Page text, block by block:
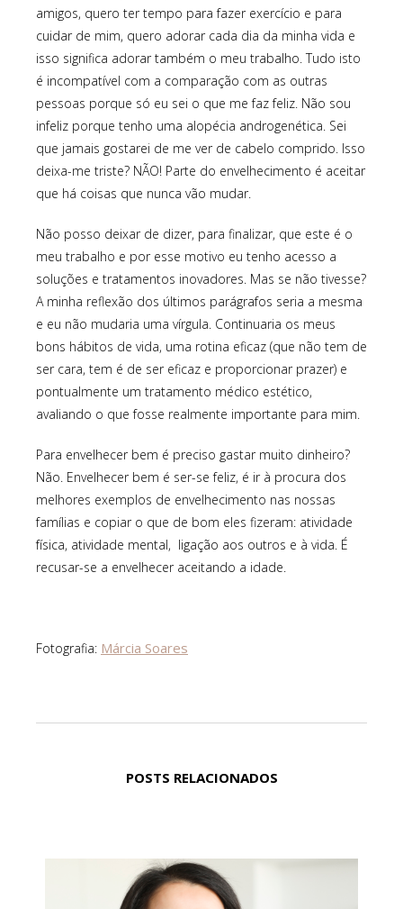
amigos, quero ter tempo para fazer exercício e para
cuidar de mim, quero adorar cada dia da minha vida e
isso significa adorar também o meu trabalho. Tudo isto
é incompatível com a comparação com as outras
pessoas porque só eu sei o que me faz feliz. Não sou
infeliz porque tenho uma alopécia androgenética. Sei
que jamais gostarei de me ver de cabelo comprido. Isso
deixa-me triste? NÃO! Parte do envelhecimento é aceitar
que há coisas que nunca vão mudar.
Não posso deixar de dizer, para finalizar, que este é o
meu trabalho e por esse motivo eu tenho acesso a
soluções e tratamentos inovadores. Mas se não tivesse?
A minha reflexão dos últimos parágrafos seria a mesma
e eu não mudaria uma vírgula. Continuaria os meus
bons hábitos de vida, uma rotina eficaz (que não tem de
ser cara, tem é de ser eficaz e proporcionar prazer) e
pontualmente um tratamento médico estético,
avaliando o que fosse realmente importante para mim.
Para envelhecer bem é preciso gastar muito dinheiro?
Não. Envelhecer bem é ser-se feliz, é ir à procura dos
melhores exemplos de envelhecimento nas nossas
famílias e copiar o que de bom eles fizeram: atividade
física, atividade mental, ligação aos outros e à vida. É
recusar-se a envelhecer aceitando a idade.
Fotografia: Márcia Soares
POSTS RELACIONADOS